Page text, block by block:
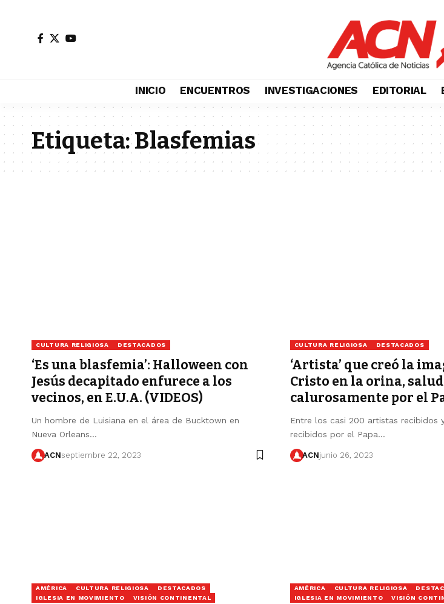
INICIO ENCUENTROS INVESTIGACIONES EDITORIAL
Etiqueta:Blasfemias
CULTURA RELIGIOSA DESTACADOS
‘Es una blasfemia’: Halloween con
Jesús decapitado enfurece a los
vecinos, en E.U.A. (VIDEOS)
Un hombre de Luisiana en el área de Bucktown en
Nueva Orleans…
ACNseptiembre 22, 2023
CULTURA RELIGIOSA DESTACADOS
‘Artista’ que creó la
Cristo en la orina,
calurosamente por el
Entre los casi 200 artistas recibidos
recibidos por el Papa…
ACNjunio 26, 2023
AMÉRICA CULTURA RELIGIOSA
DESTACADOS
IGLESIA EN MOVIMIENTO
VISIÓN CONTINENTAL
AMÉRICA CULTURA RELIGIOSA
IGLESIA EN MOVIMIENTO
VISIÓN